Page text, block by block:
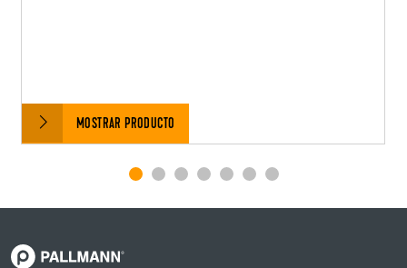
MOSTRAR PRODUCTO